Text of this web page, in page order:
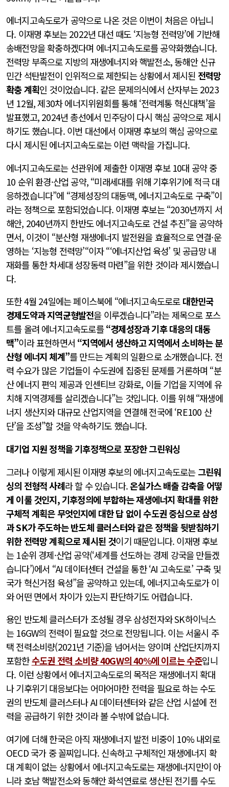
에너지고속도로가 공약으로 나온 것은 이번이 처음은 아닙니
다. 이재명 후보는 2022년 대선 때도 ‘지능형 전력망’에 기반해
송배전망을 확충하겠다며 에너지고속도로를 공약화했습니다.
전력망 부족으로 지방의 재생에너지와 핵발전소, 동해안 신규
민간 석탄발전이 인위적으로 제한되는 상황에서 제시된 전력망
확충 계획인 것이었습니다. 같은 문제의식에서 산자부는 2023
년 12월, 제30차 에너지위원회를 통해 ‘전력계통 혁신대책’을
발표했고, 2024년 총선에서 민주당이 다시 핵심 공약으로 제시
하기도 했습니다. 이번 대선에서 이재명 후보의 핵심 공약으로
다시 제시된 에너지고속도로는 이런 맥락을 가집니다.
에너지고속도로는 선관위에 제출한 이재명 후보 10대 공약 중
10 순위 환경·산업 공약, “미래세대를 위해 기후위기에 적극 대
응하겠습니다”에 “경제성장의 대동맥, 에너지고속도로 구축”이
라는 정책으로 포함되었습니다. 이재명 후보는 “2030년까지 서
해안, 2040년까지 한반도 에너지고속도로 건설 추진”을 공약하
면서, 이것이 “분산형 재생에너지 발전원을 효율적으로 연결·운
영하는 ‘지능형 전력망’“이자 “‘에너지산업 육성’ 및 공급망 내
재화를 통한 차세대 성장동력 마련”을 위한 것이라 제시했습니
다.
또한 4월 24일에는 페이스북에 “에너지고속도로로 대한민국
경제도약과 지역균형발전을 이루겠습니다”라는 제목으로 포스
트를 올려 에너지고속도로를“경제성장과 기후 대응의 대동
맥”이라 표현하면서 “지역에서 생산하고 지역에서 소비하는 분
산형 에너지 체계”를 만드는 계획의 일환으로 소개했습니다. 전
력 수요가 많은 기업들이 수도권에 집중된 문제를 거론하며 “분
산 에너지 편익 제공과 인센티브 강화로, 이들 기업을 지역에 유
치해 지역경제를 살리겠습니다”는 것입니다. 이를 위해 “재생에
너지 생산지와 대규모 산업지역을 연결해 전국에 ‘RE100 산
단’을 조성”할 것을 약속하기도 했습니다.
대기업 지원 정책을 기후정책으로 포장한 그린워싱
그러나 이렇게 제시된 이재명 후보의 에너지고속도로는 그린워
싱의 전형적 사례라 할 수 있습니다.온실가스 배출 감축을 어떻
게 이룰 것인지, 기후정의에 부합하는 재생에너지 확대를 위한
구체적 계획은 무엇인지에 대한 답 없이 수도권 중심으로 삼성
과 SK가 주도하는 반도체 클러스터와 같은 정책을 뒷받침하기
위한 전력망 계획으로 제시된 것이기 때문입니다. 이재명 후보
는 1순위 경제·산업 공약(‘세계를 선도하는 경제 강국을 만들겠
습니다’)에서 “AI 데이터센터 건설을 통한 ‘AI 고속도로’ 구축 및
국가 혁신거점 육성”을 공약하고 있는데, 에너지고속도로가 이
와 어떤 면에서 차이가 있는지 판단하기도 어렵습니다.
용인 반도체 클러스터가 조성될 경우 삼성전자와 SK하이닉스
는 16GW의 전력이 필요할 것으로 전망됩니다. 이는 서울시 주
택 전력소비량(2021년 기준)을 넘어서는 양이며 산업단지까지
포함한수도권 전력 소비량 40GW의 40%에 이르는 수준입니
다. 이런 상황에서 에너지고속도로의 목적은 재생에너지 확대
나 기후위기 대응보다는 어마어마한 전력을 필요로 하는 수도
권의 반도체 클러스터나 AI 데이터센터와 같은 산업 시설에 전
력을 공급하기 위한 것이라 볼 수밖에 없습니다.
여기에 더해 한국은 아직 재생에너지 발전 비중이 10% 내외로
OECD 국가 중 꼴찌입니다. 신속하고 구체적인 재생에너지 확
대 계획이 없는 상황에서 에너지고속도로는 재생에너지만이 아
니라 호남 핵발전소와 동해안 화석연료로 생산된 전기를 수도